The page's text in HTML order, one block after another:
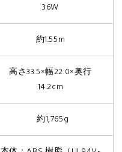
36W
約1.55m
高さ33.5×幅22.0×奥行
14.2cm
約1,765g